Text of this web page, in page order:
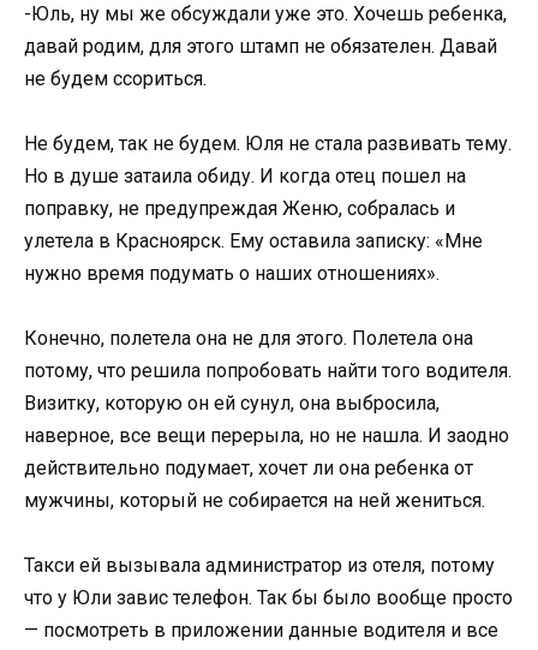
-Юль, ну мы же обсуждали уже это. Хочешь ребенка,
давай родим, для этого штамп не обязателен. Давай
не будем ссориться.
Не будем, так не будем. Юля не стала развивать тему.
Но в душе затаила обиду. И когда отец пошел на
поправку, не предупреждая Женю, собралась и
улетела в Красноярск. Ему оставила записку: «Мне
нужно время подумать о наших отношениях».
Конечно, полетела она не для этого. Полетела она
потому, что решила попробовать найти того водителя.
Визитку, которую он ей сунул, она выбросила,
наверное, все вещи перерыла, но не нашла. И заодно
действительно подумает, хочет ли она ребенка от
мужчины, который не собирается на ней жениться.
Такси ей вызывала администратор из отеля, потому
что у Юли завис телефон. Так бы было вообще просто
— посмотреть в приложении данные водителя и все